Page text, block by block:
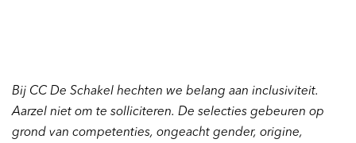
Bij CC De Schakel hechten we belang aan inclusiviteit.
Aarzel niet om te solliciteren. De selecties gebeuren op
grond van competenties, ongeacht gender, origine,